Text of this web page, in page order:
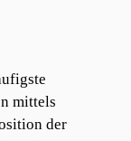
mittels
der